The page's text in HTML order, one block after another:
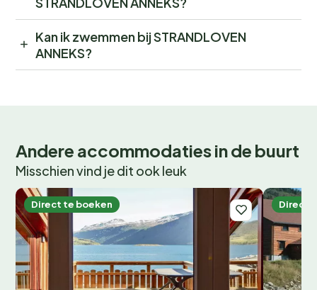
Kan ik zwemmen bij STRANDLOVEN
ANNEKS?
Andere accommodaties in de buurt
Misschien vind je dit ook leuk
Direct te boeken Direct